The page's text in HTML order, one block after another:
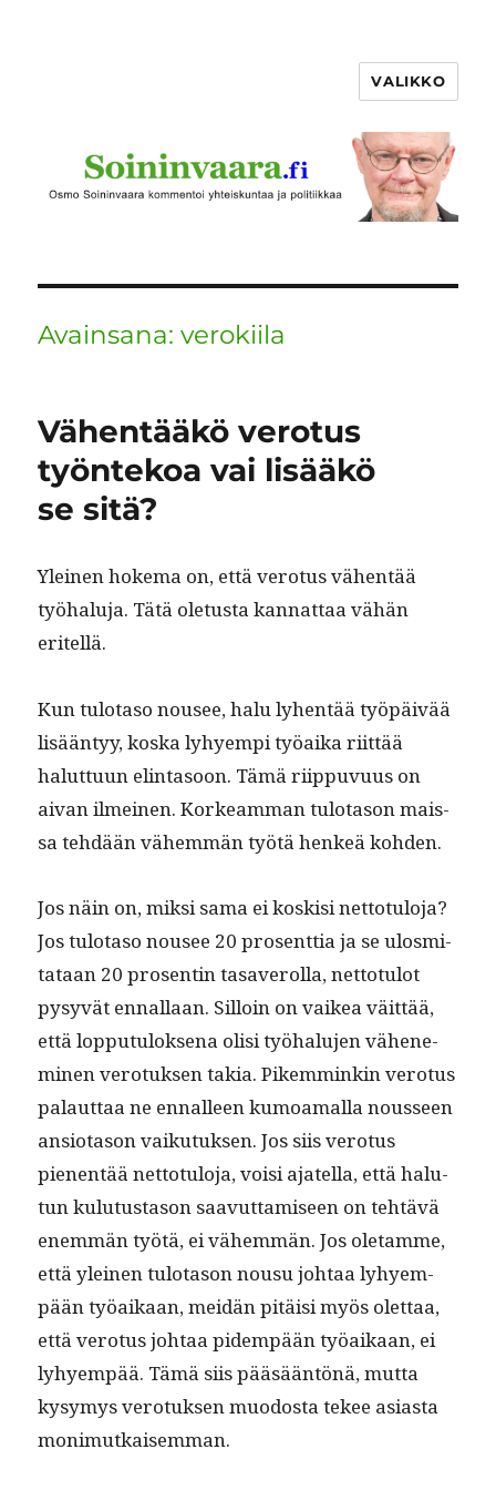
VALIKKO
Avainsana:verokiila
Vähentääkö verotus
työntekoa vai lisääkö
se sitä?
Yleinen hoke­ma on, että vero­tus vähen­tää
työhalu­ja. Tätä ole­tus­ta kan­nat­taa vähän
eritellä.
Kun tulota­so nousee, halu lyhen­tää työpäivää
lisään­tyy, kos­ka lyhyem­pi työai­ka riit­tää
halut­tuun elin­ta­soon. Tämä riip­pu­vu­us on
aivan ilmeinen. Korkeam­man tulota­son mais­
sa tehdään vähem­män työtä henkeä kohden.
Jos näin on, mik­si sama ei koskisi net­to­tu­lo­ja?
Jos tulota­so nousee 20 pros­ent­tia ja se ulos­mi­
tataan 20 pros­entin tasaverol­la, net­to­tu­lot
pysyvät ennal­laan. Sil­loin on vaikea väit­tää,
että lop­putu­lok­se­na olisi työhalu­jen vähen­e­
m­i­nen vero­tuk­sen takia. Pikem­minkin vero­tus
palaut­taa ne ennalleen kumoa­mal­la nousseen
ansio­ta­son vaiku­tuk­sen. Jos siis vero­tus
pienen­tää net­to­tu­lo­ja, voisi ajatel­la, että halu­
tun kulu­tus­ta­son saavut­tamiseen on tehtävä
enem­män työtä, ei vähem­män. Jos ole­tamme,
että yleinen tulota­son nousu johtaa lyhyem­
pään työaikaan, mei­dän pitäisi myös olet­taa,
että vero­tus johtaa pidem­pään työaikaan, ei
lyhyem­pää. Tämä siis pääsään­tönä, mut­ta
kysymys vero­tuk­sen muo­dos­ta tekee asi­as­ta
monimutkaisemman.